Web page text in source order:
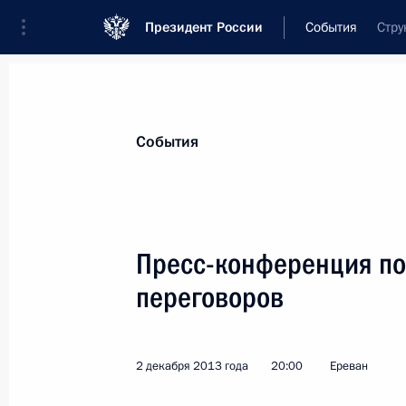
Президент России События
Новости
Послания Федеральному Собранию
Заявления по важнейшим вопросам
Речи и обращения
События
Пресс-конференция
переговоров
2 декабря 2013 года 20:00 Ереван